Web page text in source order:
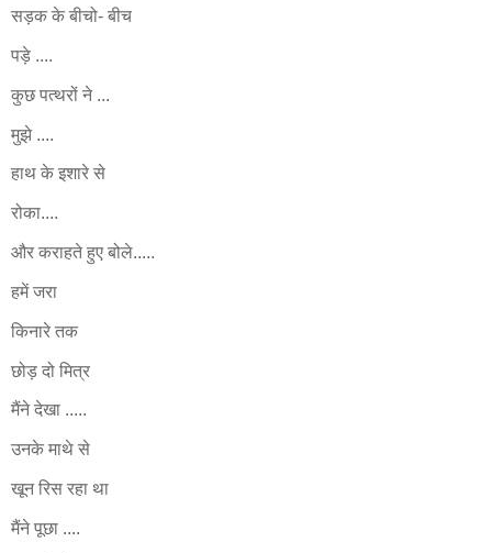
सड़क के बीचो- बीच
पड़े ....
कुछ पत्थरों ने ...
मुझे ....
हाथ के इशारे से
रोका....
और कराहते हुए बोले.....
हमें जरा
किनारे तक
छोड़ दो मित्र
मैंने देखा .....
उनके माथे से
खून रिस रहा था
मैंने पूछा ....